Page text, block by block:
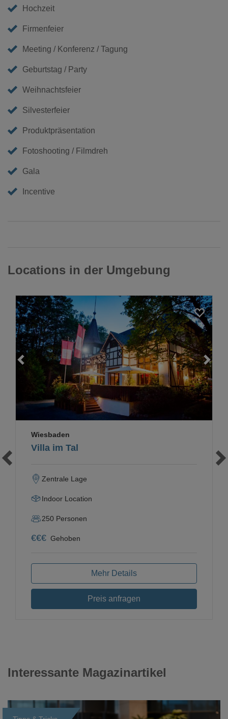
Hochzeit
Firmenfeier
Meeting / Konferenz / Tagung
Geburtstag / Party
Weihnachtsfeier
Silvesterfeier
Produktpräsentation
Fotoshooting / Filmdreh
Gala
Incentive
Locations in der Umgebung
Loading...
Villa im Tal
Wiesbaden
Zentrale Lage
Indoor Location
250 Personen
€€€ Gehoben
Mehr Details
Preis anfragen
Interessante Magazinartikel